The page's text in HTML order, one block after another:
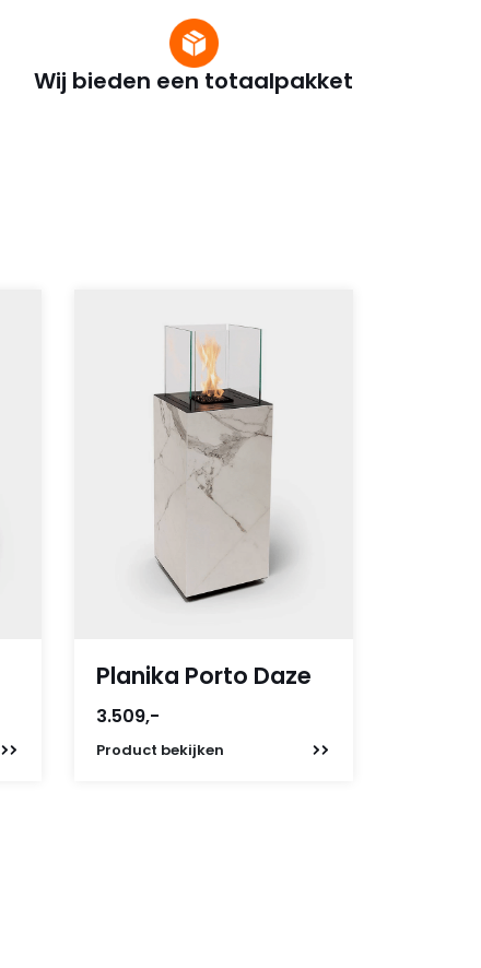
Wij bieden een totaalpakket
Planika Porto Daze
3.509,-
Product bekijken